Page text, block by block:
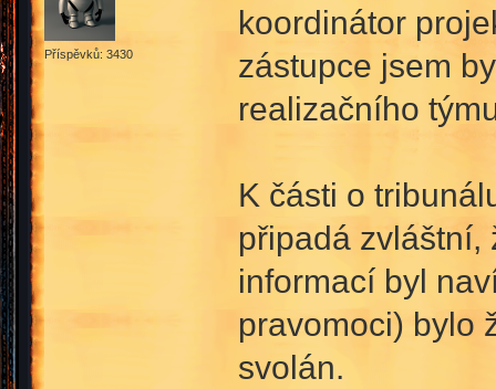
Příspěvků: 3430
koordinátor
zástupce jsem
realizačního
K části o
připadá zvláštní,
informací byl
pravomoci) bylo
svolán.